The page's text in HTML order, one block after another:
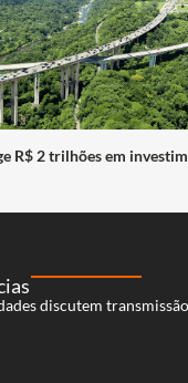
R$ 2 trilhões em
discutem